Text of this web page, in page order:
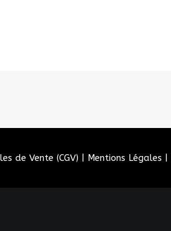
de Vente (CGV) Mentions Légales